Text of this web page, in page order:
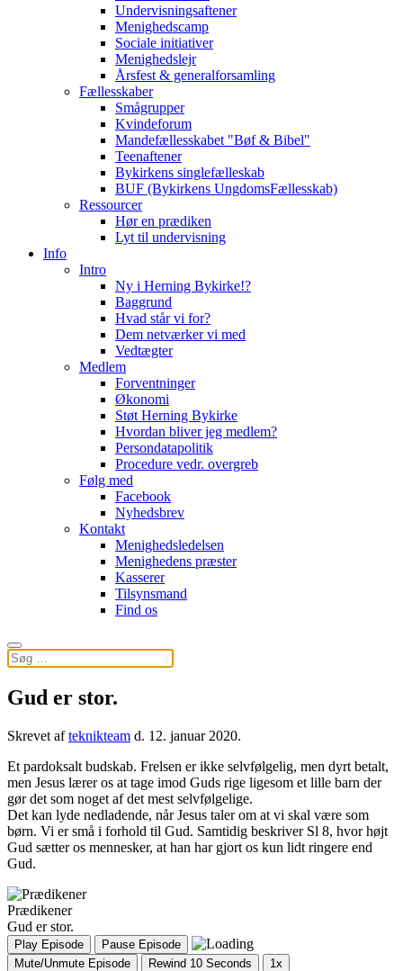
Undervisningsaftener
Menighedscamp
Sociale initiativer
Menighedslejr
Årsfest & generalforsamling
Fællesskaber
Smågrupper
Kvindeforum
Mandefællesskabet "Bøf & Bibel"
Teenaftener
Bykirkens singlefælleskab
BUF (Bykirkens UngdomsFællesskab)
Ressourcer
Hør en prædiken
Lyt til undervisning
Info
Intro
Ny i Herning Bykirke!?
Baggrund
Hvad står vi for?
Dem netværker vi med
Vedtægter
Medlem
Forventninger
Økonomi
Støt Herning Bykirke
Hvordan bliver jeg medlem?
Persondatapolitik
Procedure vedr. overgreb
Følg med
Facebook
Nyhedsbrev
Kontakt
Menighedsledelsen
Menighedens præster
Kasserer
Tilsynsmand
Find os
Gud er stor.
Skrevet afteknikteam d. 12. januar 2020.
Et pardoksalt budskab. Frelsen er ikke selvfølgelig, men dyrt betalt,
men Jesus lærer os at tage imod Guds rige ligesom et lille barn der
gør det som noget af det mest selvfølgelige.
Det kan lyde nedladende, når Jesus taler om at vi skal være som
børn. Vi er små i forhold til Gud. Samtidig beskriver Sl 8, hvor højt
Gud sætter os mennesker, at han har gjort os kun lidt ringere end
Gud.
Prædikener
Gud er stor.
Play Episode
Pause Episode
Mute/Unmute Episode
Rewind 10 Seconds
1x